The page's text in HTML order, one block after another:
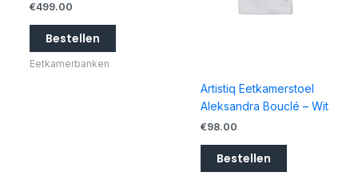
€499.00
Bestellen
Eetkamerbanken
Artistiq Eetkamerstoel
Aleksandra Bouclé – Wit
€98.00
Bestellen